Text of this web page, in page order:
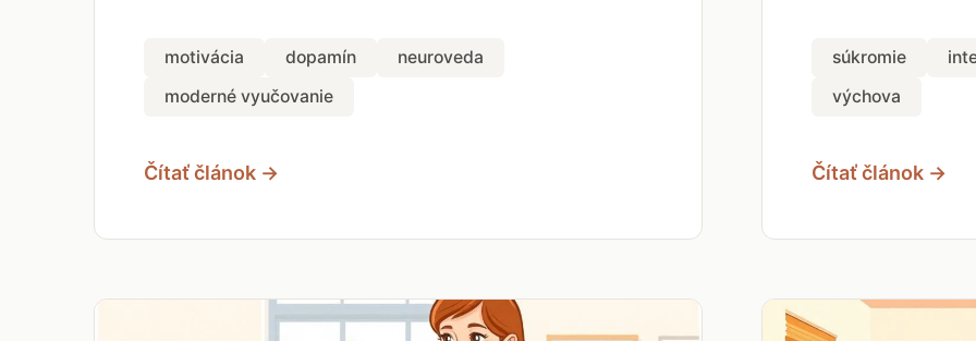
motivácia dopamín
neuroveda
moderné vyučovanie
Čítať článok →
súkromie
výchova
Čítať článok →